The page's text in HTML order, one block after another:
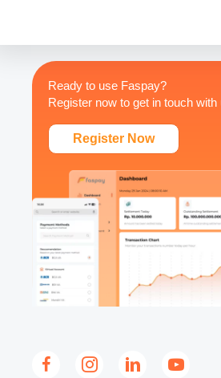
Ready to use Faspay?
Register now to get in touch with
Register Now